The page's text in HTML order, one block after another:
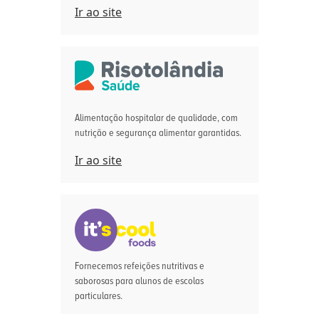
Ir ao site
Alimentação hospitalar de qualidade, com
nutrição e segurança alimentar garantidas.
Ir ao site
Fornecemos refeições nutritivas e
saborosas para alunos de escolas
particulares.